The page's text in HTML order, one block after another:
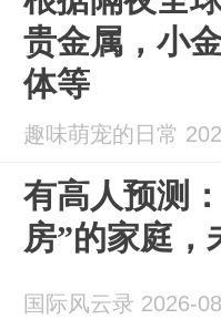
贵金属，小
体等
趣味萌宠的日常
有高人预测
房”的家庭，
国际风云录 2026-